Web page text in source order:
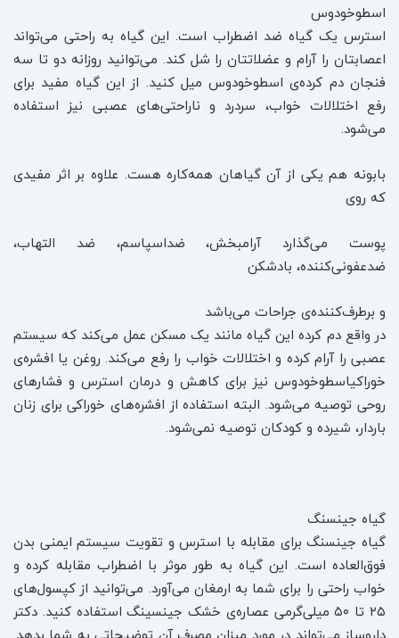
اسطوخودوس
استرس یک گیاه ضد اضطراب است. این گیاه به راحتی می‌تواند
اعصابتان را آرام و عضلاتتان را شل کند. می‌توانید روزانه دو تا سه
فنجان دم کرده‌ی اسطوخودوس میل کنید. از این گیاه مفید برای
رفع اختلالات خواب، سردرد و ناراحتی‌های عصبی نیز استفاده
می‌شود.
بابونه هم یکی از آن گیاهان همه‌کاره هست. علاوه بر اثر مفیدی
که روی
پوست می‌گذارد آرامبخش، ضداسپاسم، ضد التهاب،
ضدعفونی‌کننده، بادشکن
و برطرف‌کننده‌ی جراحات می‌باشد
در واقع دم کرده این گیاه مانند یک مسکن عمل می‌کند که سیستم
عصبی را آرام کرده و اختلالات خواب را رفع می‌کند. روغن یا افشره‌ی
خوراکیاسطوخودوس نیز برای کاهش و درمان استرس و فشارهای
روحی توصیه می‌شود. البته استفاده از افشره‌های خوراکی برای زنان
باردار، شیرده و کودکان توصیه نمی‌شود.
گیاه جینسنگ
گیاه جینسنگ برای مقابله با استرس و تقویت سیستم ایمنی بدن
فوق‌العاده است. این گیاه به طور موثر با اضطراب مقابله کرده و
خواب راحتی را برای شما به ارمغان می‌آورد. می‌توانید از کپسول‌های
۲۵ تا ۵۰ میلی‌گرمی عصاره‌ی خشک جینسینگ استفاده کنید. دکتر